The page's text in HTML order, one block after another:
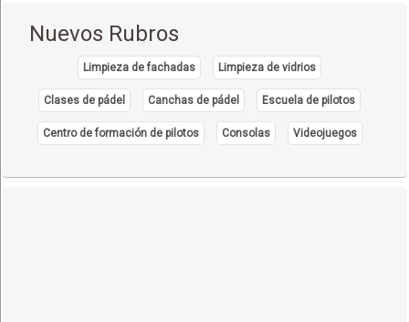
Nuevos Rubros
Limpieza de fachadas Limpieza de vidrios
Clases de pádel Canchas de pádel Escuela de pilotos
Centro de formación de pilotos Consolas Videojuegos